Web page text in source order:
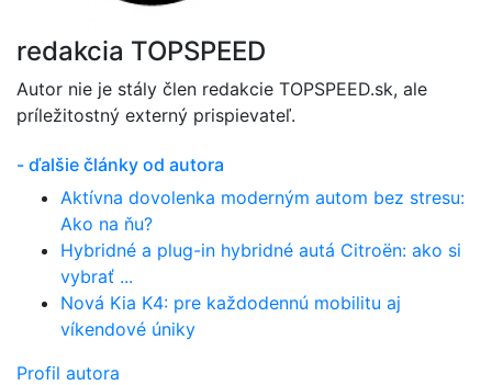
redakcia TOPSPEED
Autor nie je stály člen redakcie TOPSPEED.sk, ale
príležitostný externý prispievateľ.
- ďalšie články od autora
Aktívna dovolenka moderným autom bez stresu:
Ako na ňu?
Hybridné a plug-in hybridné autá Citroën: ako si
vybrať ...
Nová Kia K4: pre každodennú mobilitu aj
víkendové úniky
Profil autora